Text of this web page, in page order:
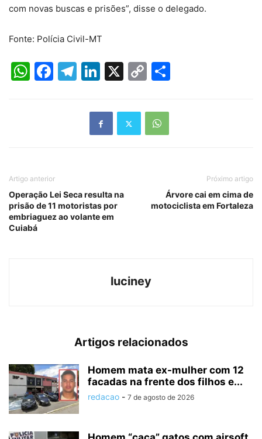
com novas buscas e prisões”, disse o delegado.
Fonte: Polícia Civil-MT
WhatsApp
Facebook
Telegram
LinkedIn
X
Copy
Artigo anterior
Operação Lei Seca resulta na
prisão de 11 motoristas por
embriaguez ao volante em
Cuiabá
Próximo artigo
Árvore cai em cima de
motociclista em Fortaleza
luciney
Artigos relacionados
Homem mata ex-mulher com 12
facadas na frente dos filhos e...
redacao - 7 de agosto de 2026